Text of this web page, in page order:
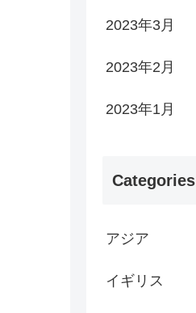
2023年3月
2023年2月
2023年1月
Categories
アジア
イギリス